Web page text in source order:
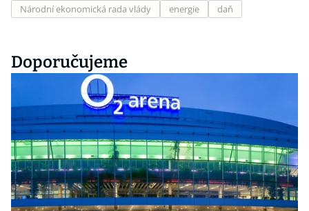
Národní ekonomická rada vlády
energie daň
Doporučujeme